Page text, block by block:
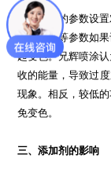
激光雕刻的参数设
焦点位置等参数如
起变色。兄辉喷涂
收的能量，导致过
现象。相反，较低
免变色。
三、添加剂的影响